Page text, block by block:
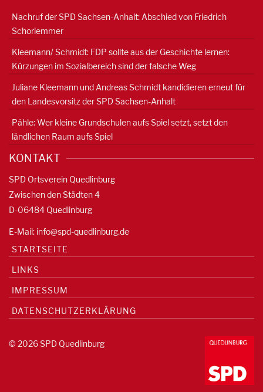
Nachruf der SPD Sachsen-Anhalt: Abschied von Friedrich
Schorlemmer
Kleemann/ Schmidt: FDP sollte aus der Geschichte lernen:
Kürzungen im Sozialbereich sind der falsche Weg
Juliane Kleemann und Andreas Schmidt kandidieren erneut für
den Landesvorsitz der SPD Sachsen-Anhalt
Pähle: Wer kleine Grundschulen aufs Spiel setzt, setzt den
ländlichen Raum aufs Spiel
KONTAKT
SPD Ortsverein Quedlinburg
Zwischen den Städten 4
D-06484 Quedlinburg
E-Mail: info@spd-quedlinburg.de
STARTSEITE
LINKS
IMPRESSUM
DATENSCHUTZERKLÄRUNG
© 2026 SPD Quedlinburg